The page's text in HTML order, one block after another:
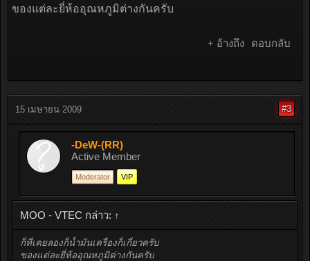
ของแต่ละยี่ห้ออุณหภูมิต่างกันครับ
+ อ้างถึง ตอบกลับ
15 เมษายน 2009 #3
-DeW-(RR)
Active Member
Moderator VIP
MOO - VTEC กล่าว: ↑
ก็ที่เคยลองก็น้ำมันเครื่องก็เกี่ยวครับ
ของแต่ละยี่ห้ออุณหภูมิต่างกันครับ